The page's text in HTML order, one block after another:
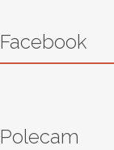
Facebook
Polecam